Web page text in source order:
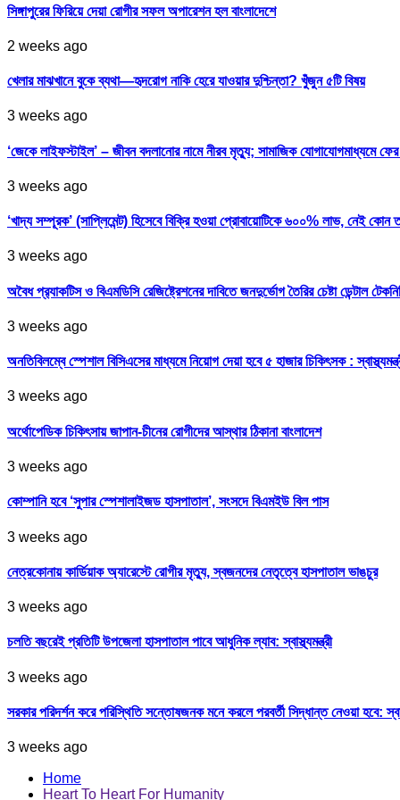
সিঙ্গাপুরের ফিরিয়ে দেয়া রোগীর সফল অপারেশন হল বাংলাদেশে
2 weeks ago
খেলার মাঝখানে বুকে ব্যথা—হৃদরোগ নাকি হেরে যাওয়ার দুশ্চিন্তা? খুঁজুন ৫টি বিষয়
3 weeks ago
‘জেকে লাইফস্টাইল’ – জীবন বদলানোর নামে নীরব মৃত্যু; সামাজিক যোগাযোগমাধ্যমে
3 weeks ago
‘খাদ্য সম্পূরক’ (সাপ্লিমেন্ট) হিসেবে বিক্রি হওয়া প্রোবায়োটিকে ৬০০% লাভ, নেই কোন
3 weeks ago
অবৈধ প্র‍্যাকটিস ও বিএমডিসি রেজিষ্ট্রেশনের দাবিতে জনদুর্ভোগ তৈরির চেষ্টা ডেন্টাল
3 weeks ago
অনতিবিলম্বে স্পেশাল বিসিএসের মাধ্যমে নিয়োগ দেয়া হবে ৫ হাজার চিকিৎসক :
3 weeks ago
অর্থোপেডিক চিকিৎসায় জাপান-চীনের রোগীদের আস্থার ঠিকানা বাংলাদেশ
3 weeks ago
কোম্পানি হবে ‘সুপার স্পেশালাইজড হাসপাতাল’, সংসদে বিএমইউ বিল পাস
3 weeks ago
নেত্রকোনায় কার্ডিয়াক অ্যারেস্টে রোগীর মৃত্যু, স্বজনদের নেতৃত্বে হাসপাতাল ভাঙচুর
3 weeks ago
চলতি বছরেই প্রতিটি উপজেলা হাসপাতাল পাবে আধুনিক ল্যাব: স্বাস্থ্যমন্ত্রী
3 weeks ago
সরকার পরিদর্শন করে পরিস্থিতি সন্তোষজনক মনে করলে পরবর্তী সিদ্ধান্ত নেওয়া হবে:
3 weeks ago
Home
Heart To Heart For Humanity